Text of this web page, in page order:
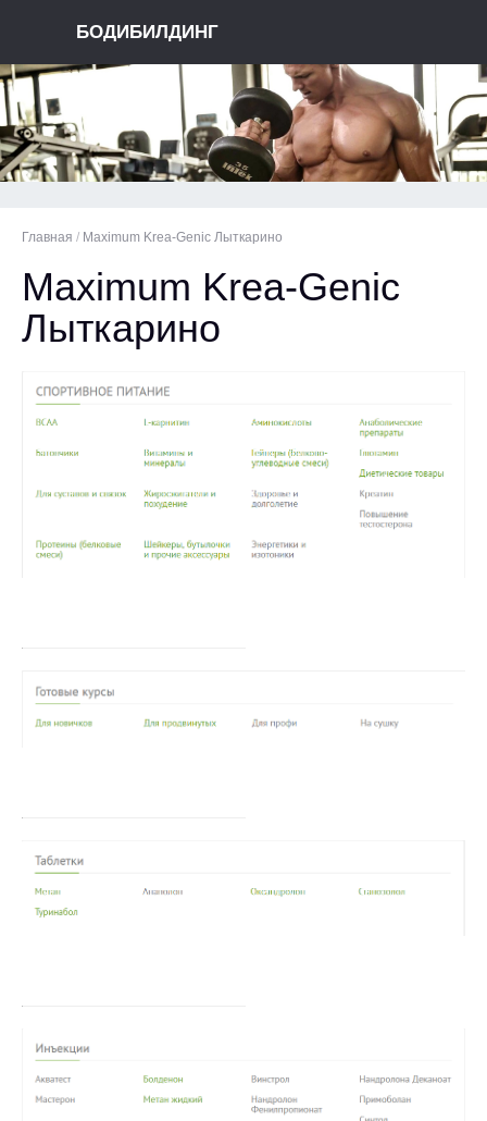
БОДИБИЛДИНГ
Главная / Maximum Krea-Genic Лыткарино
Maximum Krea-Genic
Лыткарино